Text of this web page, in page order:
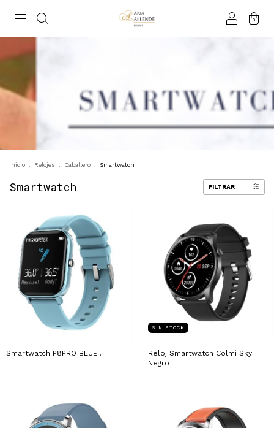
0
Inicio Relojes Caballero Smartwatch
Smartwatch FILTRAR
Smartwatch P8PRO BLUE .
SIN STOCK
Reloj Smartwatch Colmi Sky
Negro